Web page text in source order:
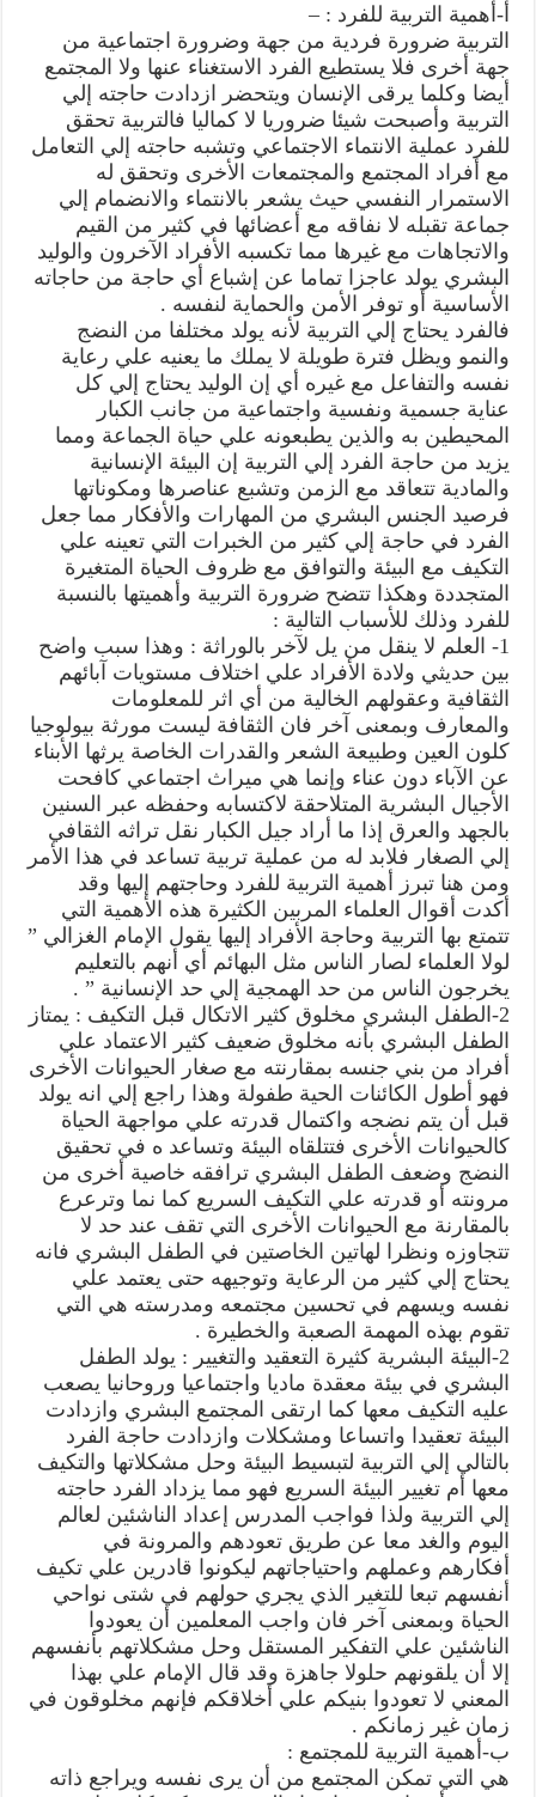
أ-أهمية التربية للفرد : –
التربية ضرورة فردية من جهة وضرورة اجتماعية من
جهة أخرى فلا يستطيع الفرد الاستغناء عنها ولا المجتمع
أيضا وكلما يرقى الإنسان ويتحضر ازدادت حاجته إلي
التربية وأصبحت شيئا ضروريا لا كماليا فالتربية تحقق
للفرد عملية الانتماء الاجتماعي وتشبه حاجته إلي التعامل
مع أفراد المجتمع والمجتمعات الأخرى وتحقق له
الاستمرار النفسي حيث يشعر بالانتماء والانضمام إلي
جماعة تقبله لا نفاقه مع أعضائها في كثير من القيم
والاتجاهات مع غيرها مما تكسبه الأفراد الآخرون والوليد
البشري يولد عاجزا تماما عن إشباع أي حاجة من حاجاته
الأساسية أو توفر الأمن والحماية لنفسه .
فالفرد يحتاج إلي التربية لأنه يولد مختلفا من النضج
والنمو ويظل فترة طويلة لا يملك ما يعنيه علي رعاية
نفسه والتفاعل مع غيره أي إن الوليد يحتاج إلي كل
عناية جسمية ونفسية واجتماعية من جانب الكبار
المحيطين به والذين يطبعونه علي حياة الجماعة ومما
يزيد من حاجة الفرد إلي التربية إن البيئة الإنسانية
والمادية تتعاقد مع الزمن وتشبع عناصرها ومكوناتها
فرصيد الجنس البشري من المهارات والأفكار مما جعل
الفرد في حاجة إلي كثير من الخبرات التي تعينه علي
التكيف مع البيئة والتوافق مع ظروف الحياة المتغيرة
المتجددة وهكذا تتضح ضرورة التربية وأهميتها بالنسبة
للفرد وذلك للأسباب التالية :
1- العلم لا ينقل من يل لآخر بالوراثة : وهذا سبب واضح
بين حديثي ولادة الأفراد علي اختلاف مستويات آبائهم
الثقافية وعقولهم الخالية من أي اثر للمعلومات
والمعارف وبمعنى آخر فان الثقافة ليست مورثة بيولوجيا
كلون العين وطبيعة الشعر والقدرات الخاصة يرثها الأبناء
عن الآباء دون عناء وإنما هي ميراث اجتماعي كافحت
الأجيال البشرية المتلاحقة لاكتسابه وحفظه عبر السنين
بالجهد والعرق إذا ما أراد جيل الكبار نقل تراثه الثقافي
إلي الصغار فلابد له من عملية تربية تساعد في هذا الأمر
ومن هنا تبرز أهمية التربية للفرد وحاجتهم إليها وقد
أكدت أقوال العلماء المربين الكثيرة هذه الأهمية التي
تتمتع بها التربية وحاجة الأفراد إليها يقول الإمام الغزالي ”
لولا العلماء لصار الناس مثل البهائم أي أنهم بالتعليم
يخرجون الناس من حد الهمجية إلي حد الإنسانية ” .
2-الطفل البشري مخلوق كثير الاتكال قبل التكيف : يمتاز
الطفل البشري بأنه مخلوق ضعيف كثير الاعتماد علي
أفراد من بني جنسه بمقارنته مع صغار الحيوانات الأخرى
فهو أطول الكائنات الحية طفولة وهذا راجع إلي انه يولد
قبل أن يتم نضجه واكتمال قدرته علي مواجهة الحياة
كالحيوانات الأخرى فتتلقاه البيئة وتساعد ه في تحقيق
النضج وضعف الطفل البشري ترافقه خاصية أخرى من
مرونته أو قدرته علي التكيف السريع كما نما وترعرع
بالمقارنة مع الحيوانات الأخرى التي تقف عند حد لا
تتجاوزه ونظرا لهاتين الخاصتين في الطفل البشري فانه
يحتاج إلي كثير من الرعاية وتوجيهه حتى يعتمد علي
نفسه ويسهم في تحسين مجتمعه ومدرسته هي التي
تقوم بهذه المهمة الصعبة والخطيرة .
2-البيئة البشرية كثيرة التعقيد والتغيير : يولد الطفل
البشري في بيئة معقدة ماديا واجتماعيا وروحانيا يصعب
عليه التكيف معها كما ارتقى المجتمع البشري وازدادت
البيئة تعقيدا واتساعا ومشكلات وازدادت حاجة الفرد
بالتالي إلي التربية لتبسيط البيئة وحل مشكلاتها والتكيف
معها أم تغيير البيئة السريع فهو مما يزداد الفرد حاجته
إلي التربية ولذا فواجب المدرس إعداد الناشئين لعالم
اليوم والغد معا عن طريق تعودهم والمرونة في
أفكارهم وعملهم واحتياجاتهم ليكونوا قادرين علي تكيف
أنفسهم تبعا للتغير الذي يجري حولهم في شتى نواحي
الحياة وبمعنى آخر فان واجب المعلمين أن يعودوا
الناشئين علي التفكير المستقل وحل مشكلاتهم بأنفسهم
إلا أن يلقونهم حلولا جاهزة وقد قال الإمام علي بهذا
المعني لا تعودوا بنيكم علي أخلاقكم فإنهم مخلوقون في
زمان غير زمانكم .
ب-أهمية التربية للمجتمع :
هي التي تمكن المجتمع من أن يرى نفسه ويراجع ذاته